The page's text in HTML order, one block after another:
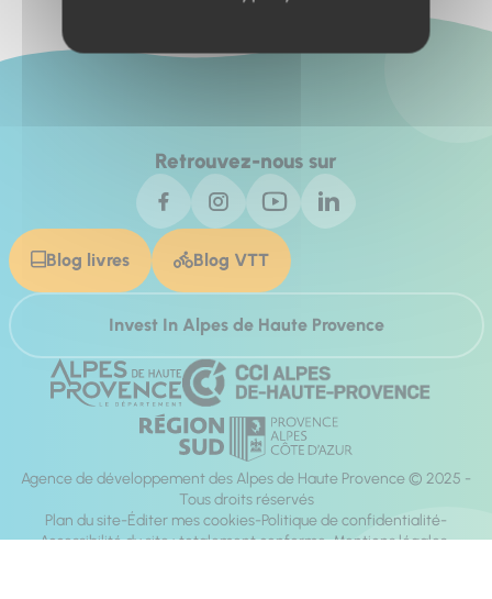
Retrouvez-nous sur
Blog livres Blog VTT
Invest In Alpes de Haute Provence
Agence de développement des Alpes de Haute Provence © 2025 -
Tous droits réservés
Plan du site Éditer mes cookies Politique de confidentialité
Accessibilité du site : totalement conforme Mentions légales